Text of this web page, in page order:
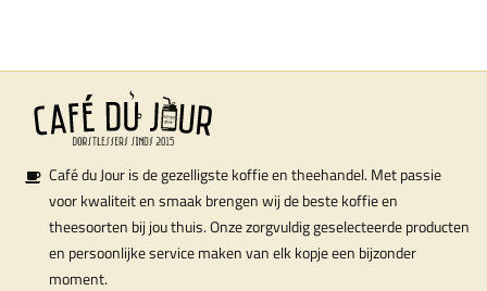
Café du Jour is de gezelligste koffie en theehandel. Met passie
voor kwaliteit en smaak brengen wij de beste koffie en
theesoorten bij jou thuis. Onze zorgvuldig geselecteerde producten
en persoonlijke service maken van elk kopje een bijzonder
moment.